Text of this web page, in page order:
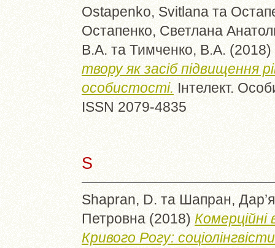
Ostapenko, Svitlana та
Остапенко, Светлана
В.А. та Тимченко, В.А. (2018)
твору як засіб підвищення
особистості. Інтелект.
ISSN 2079-4835
S
Shapran, D. та Шапран,
Петровна (2018)
Кривого Рогу: